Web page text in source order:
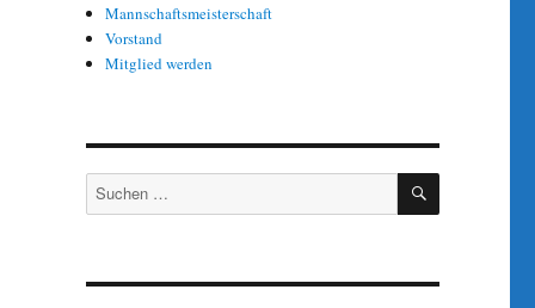
Mannschaftsmeisterschaft
Vorstand
Mitglied werden
Suche
nach:
SUCHEN